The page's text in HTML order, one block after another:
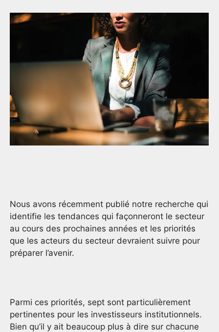
Nous avons récemment publié notre recherche qui
identifie les tendances qui façonneront le secteur
au cours des prochaines années et les priorités
que les acteurs du secteur devraient suivre pour
préparer l’avenir.
Parmi ces priorités, sept sont particulièrement
pertinentes pour les investisseurs institutionnels.
Bien qu’il y ait beaucoup plus à dire sur chacune